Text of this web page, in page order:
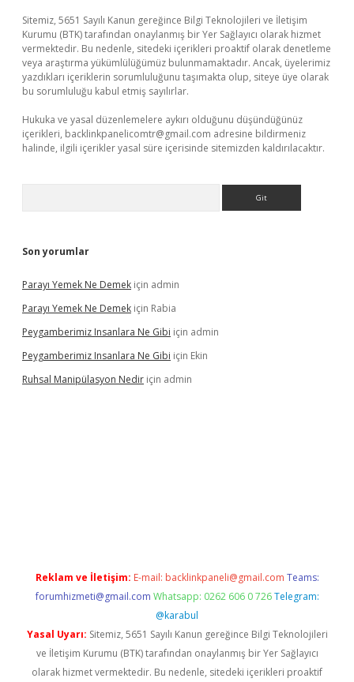
Sitemiz, 5651 Sayılı Kanun gereğince Bilgi Teknolojileri ve İletişim
Kurumu (BTK) tarafından onaylanmış bir Yer Sağlayıcı olarak hizmet
vermektedir. Bu nedenle, sitedeki içerikleri proaktif olarak denetleme
veya araştırma yükümlülüğümüz bulunmamaktadır. Ancak, üyelerimiz
yazdıkları içeriklerin sorumluluğunu taşımakta olup, siteye üye olarak
bu sorumluluğu kabul etmiş sayılırlar.
Hukuka ve yasal düzenlemelere aykırı olduğunu düşündüğünüz
içerikleri, backlinkpanelicomtr@gmail.com adresine bildirmeniz
halinde, ilgili içerikler yasal süre içerisinde sitemizden kaldırılacaktır.
Son yorumlar
Parayı Yemek Ne Demek için admin
Parayı Yemek Ne Demek için Rabia
Peygamberimiz Insanlara Ne Gibi için admin
Peygamberimiz Insanlara Ne Gibi için Ekin
Ruhsal Manipülasyon Nedir için admin
Reklam ve İletişim: E-mail: backlinkpaneli@gmail.com Teams:
forumhizmeti@gmail.com Whatsapp: 0262 606 0 726 Telegram:
@karabul
Yasal Uyarı: Sitemiz, 5651 Sayılı Kanun gereğince Bilgi Teknolojileri
ve İletişim Kurumu (BTK) tarafından onaylanmış bir Yer Sağlayıcı
olarak hizmet vermektedir. Bu nedenle, sitedeki içerikleri proaktif